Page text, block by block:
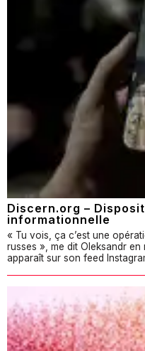
Discern.org –
informationnelle
« Tu vois, ça c’est une
russes », me dit Oleksandr
apparaît sur son feed